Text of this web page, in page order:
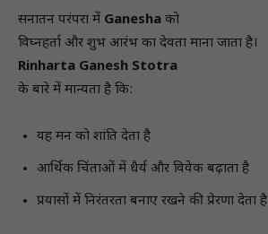
सनातन परंपरा में Ganesha को
विघ्नहर्ता और शुभ आरंभ का देवता माना जाता है।
Rinharta Ganesh Stotra
के बारे में मान्यता है कि:
यह मन को शांति देता है
आर्थिक चिंताओं में धैर्य और विवेक बढ़ाता है
प्रयासों में निरंतरता बनाए रखने की प्रेरणा देता है